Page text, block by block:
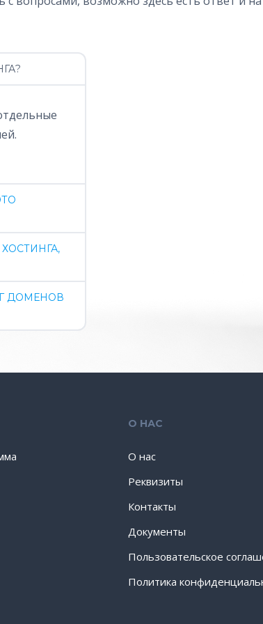
ДОМЕНОВ
О НАС
О нас
Реквизиты
Контакты
Документы
Пользовательское
Политика